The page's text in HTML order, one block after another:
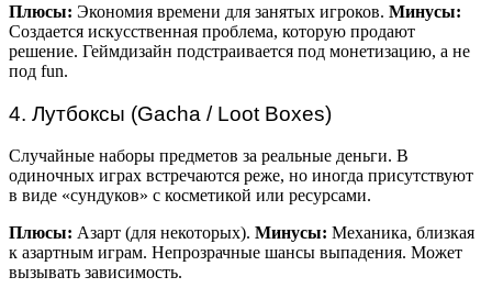
Плюсы: Экономия времени для занятых игроков. Минусы:
Создается искусственная проблема, которую продают
решение. Геймдизайн подстраивается под монетизацию, а не
под fun.
4. Лутбоксы (Gacha / Loot Boxes)
Случайные наборы предметов за реальные деньги. В
одиночных играх встречаются реже, но иногда присутствуют
в виде «сундуков» с косметикой или ресурсами.
Плюсы: Азарт (для некоторых). Минусы: Механика, близкая
к азартным играм. Непрозрачные шансы выпадения. Может
вызывать зависимость.